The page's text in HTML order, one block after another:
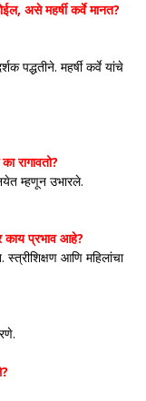
असे महर्षी कर्वे मानत?
पद्धतीने. महर्षी कर्वे यांचे
रागावतो?
म्हणून उभारले.
काय प्रभाव आहे?
स्त्रीशिक्षण आणि महिलांचा